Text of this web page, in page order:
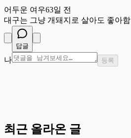
어두운 여우63일 전
대구는 그냥 개돼지로 살아도 좋아함
답글
나 등록
최근 올라온 글